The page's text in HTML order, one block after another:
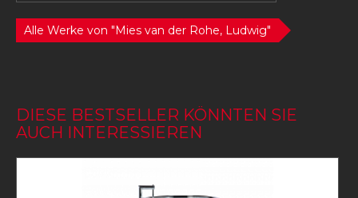
Alle Werke von "Mies van der Rohe, Ludwig"
DIESE BESTSELLER KÖNNTEN SIE
AUCH INTERESSIEREN